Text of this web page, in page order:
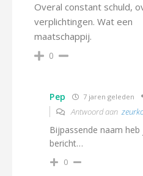
Overal constant schuld,
verplichtingen. Wat een
maatschappij.
0
Pep 7 jaren geleden
Antwoord aan
Bijpassende naam
bericht…
0